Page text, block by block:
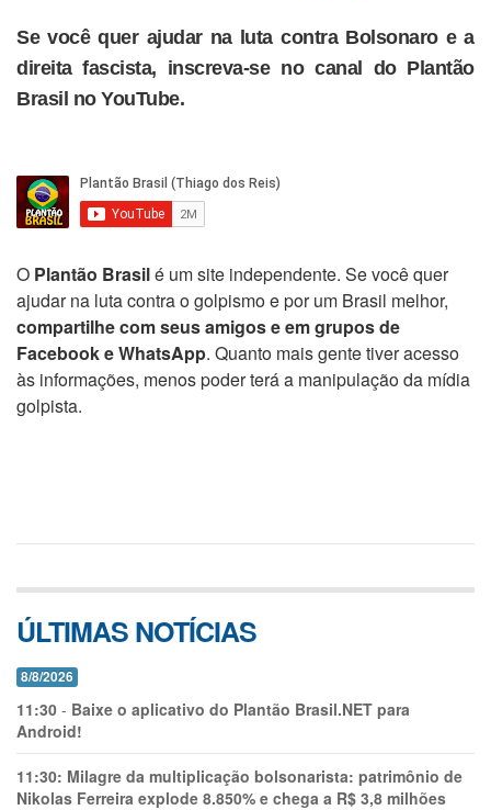
Se você quer ajudar na luta contra Bolsonaro e a
direita fascista, inscreva-se no canal do Plantão
Brasil no YouTube.
O Plantão Brasilé um site independente. Se você quer
ajudar na luta contra o golpismo e por um Brasil melhor,
compartilhe com seus amigos e em grupos de
Facebook e WhatsApp. Quanto mais gente tiver acesso
às informações, menos poder terá a manipulação da mídia
golpista.
ÚLTIMAS NOTÍCIAS
8/8/2026
11:30 - Baixe o aplicativo do Plantão Brasil.NET para
Android!
11:30: Milagre da multiplicação bolsonarista: patrimônio de
Nikolas Ferreira explode 8.850% e chega a R$ 3,8 milhões